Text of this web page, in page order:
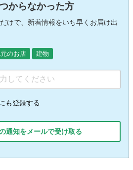
からなかった方
けで、新着情報をいち早くお届け出
のお店 建物
も登録する
通知をメールで受け取る